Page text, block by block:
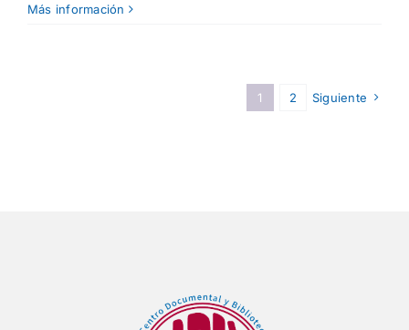
Más información
1 2 Siguiente